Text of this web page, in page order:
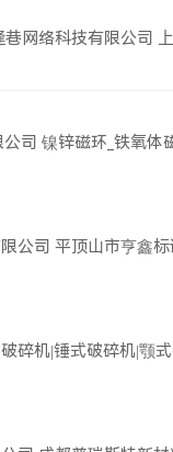
巷网络科技有限公司
司 镍锌磁环_铁氧体
公司 平顶山市亨鑫
碎机|锤式破碎机|颚